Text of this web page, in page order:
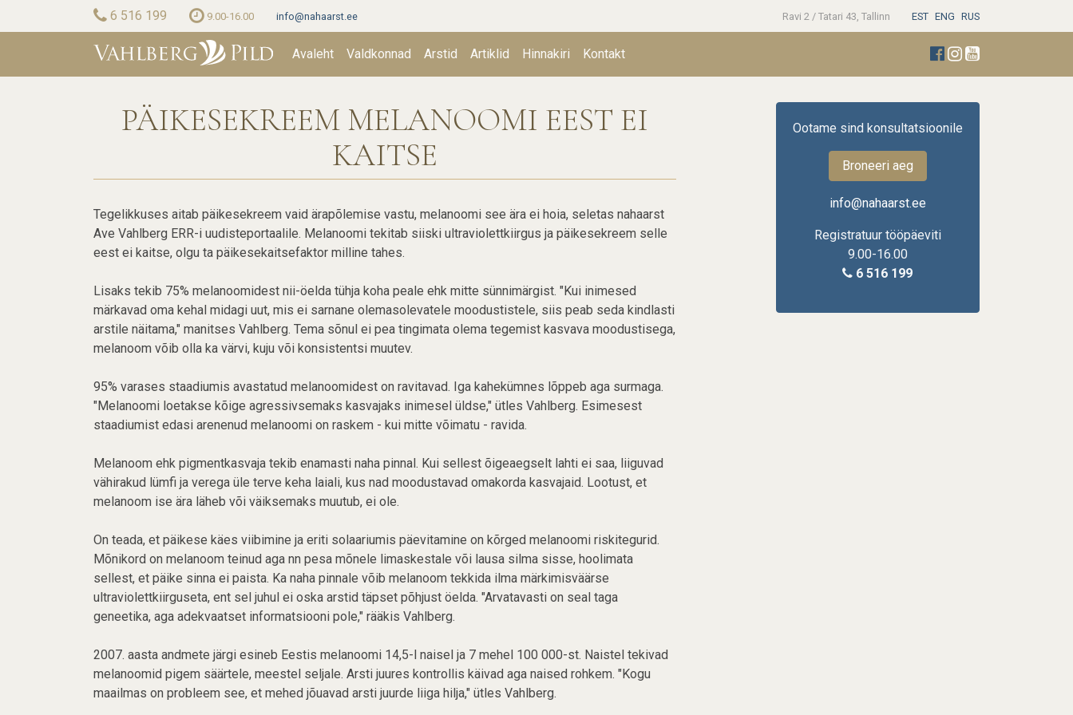
to
6 516 199 9.00-16.00 info@nahaarst.ee Ravi 2 / Tatari 43, Tallinn EST ENG RUS
Main
navigation
Avaleht Valdkonnad Arstid Artiklid Hinnakiri Kontakt
PÄIKESEKREEM MELANOOMI EEST EI
KAITSE
Tegelikkuses aitab päikesekreem vaid ärapõlemise vastu, melanoomi see ära ei hoia, seletas nahaarst
Ave Vahlberg ERR-i uudisteportaalile. Melanoomi tekitab siiski ultraviolettkiirgus ja päikesekreem selle
eest ei kaitse, olgu ta päikesekaitsefaktor milline tahes.
Lisaks tekib 75% melanoomidest nii-öelda tühja koha peale ehk mitte sünnimärgist. "Kui inimesed
märkavad oma kehal midagi uut, mis ei sarnane olemasolevatele moodustistele, siis peab seda kindlasti
arstile näitama," manitses Vahlberg. Tema sõnul ei pea tingimata olema tegemist kasvava moodustisega,
melanoom võib olla ka värvi, kuju või konsistentsi muutev.
95% varases staadiumis avastatud melanoomidest on ravitavad. Iga kahekümnes lõppeb aga surmaga.
"Melanoomi loetakse kõige agressivsemaks kasvajaks inimesel üldse," ütles Vahlberg. Esimesest
staadiumist edasi arenenud melanoomi on raskem - kui mitte võimatu - ravida.
Melanoom ehk pigmentkasvaja tekib enamasti naha pinnal. Kui sellest õigeaegselt lahti ei saa, liiguvad
vähirakud lümfi ja verega üle terve keha laiali, kus nad moodustavad omakorda kasvajaid. Lootust, et
melanoom ise ära läheb või väiksemaks muutub, ei ole.
On teada, et päikese käes viibimine ja eriti solaariumis päevitamine on kõrged melanoomi riskitegurid.
Mõnikord on melanoom teinud aga nn pesa mõnele limaskestale või lausa silma sisse, hoolimata
sellest, et päike sinna ei paista. Ka naha pinnale võib melanoom tekkida ilma märkimisväärse
ultraviolettkiirguseta, ent sel juhul ei oska arstid täpset põhjust öelda. "Arvatavasti on seal taga
geneetika, aga adekvaatset informatsiooni pole," rääkis Vahlberg.
2007. aasta andmete järgi esineb Eestis melanoomi 14,5-l naisel ja 7 mehel 100 000-st. Naistel tekivad
melanoomid pigem säärtele, meestel seljale. Arsti juures kontrollis käivad aga naised rohkem. "Kogu
maailmas on probleem see, et mehed jõuavad arsti juurde liiga hilja," ütles Vahlberg.
Ootame sind konsultatsioonile
Broneeri aeg
info@nahaarst.ee
Registratuur tööpäeviti
9.00-16.00
6 516 199